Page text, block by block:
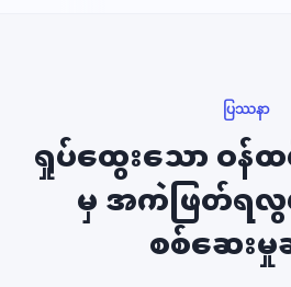
ပြဿနာ
ရှုပ်ထွေးသော ဝန်ထ
မှ အကဲဖြတ်ရ
စစ်ဆေး